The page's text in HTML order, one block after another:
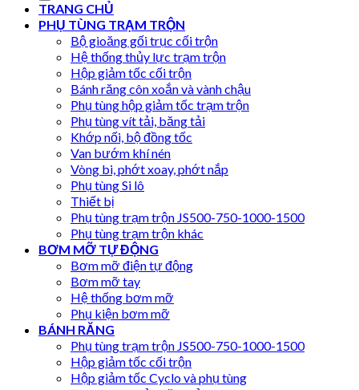
TRANG CHỦ
PHỤ TÙNG TRẠM TRỘN
Bộ gioăng gối trục cối trộn
Hệ thống thủy lực trạm trộn
Hộp giảm tốc cối trộn
Bánh răng côn xoắn và vành chậu
Phụ tùng hộp giảm tốc trạm trộn
Phụ tùng vít tải, băng tải
Khớp nối, bộ đồng tốc
Van bướm khí nén
Vòng bi, phớt xoay, phớt nắp
Phụ tùng Si lô
Thiết bị
Phụ tùng trạm trộn JS500-750-1000-1500
Phụ tùng trạm trộn khác
BƠM MỠ TỰ ĐỘNG
Bơm mỡ điện tự động
Bơm mỡ tay
Hệ thống bơm mỡ
Phụ kiện bơm mỡ
BÁNH RĂNG
Phụ tùng trạm trộn JS500-750-1000-1500
Hộp giảm tốc cối trộn
Hộp giảm tốc Cyclo và phụ tùng